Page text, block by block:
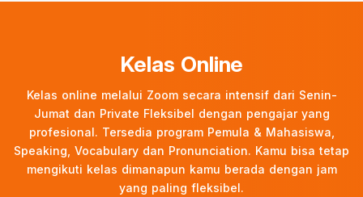
Kelas Online
Kelas online melalui Zoom secara intensif dari Senin-
Jumat dan Private Fleksibel dengan pengajar yang
profesional. Tersedia program Pemula & Mahasiswa,
Speaking, Vocabulary dan Pronunciation. Kamu bisa tetap
mengikuti kelas dimanapun kamu berada dengan jam
yang paling fleksibel.